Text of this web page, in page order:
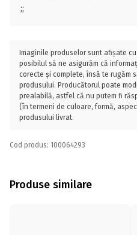
;;
Imaginile produselor sunt afișate
posibilul să ne asigurăm că
corecte și complete, însă te rugăm
produsului. Producătorul poate
prealabilă, astfel că nu putem fi
(în termeni de culoare, formă,
produsului livrat.
Cod produs: 100064293
Produse similare